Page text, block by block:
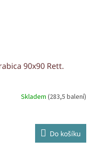
90x90 Rett.
Skladem (283,5 balení)
Do košíku